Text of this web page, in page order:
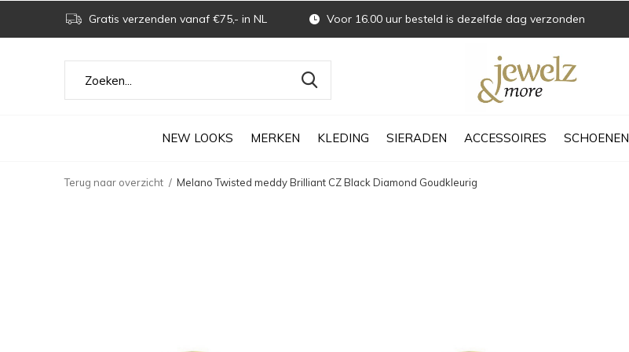
NEW LOOKS MERKEN KLEDING SIERADEN ACCESSOIRES SCHOENEN
Gratis verzenden vanaf €75,- in NL Voor 16.00 uur besteld is dezelfde dag verzonden
Terug naar overzicht Melano Twisted meddy Brilliant CZ Black Diamond Goudkleurig